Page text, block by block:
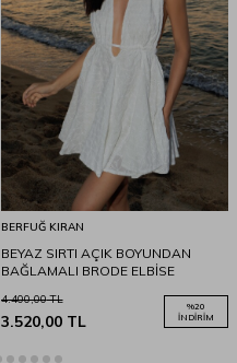
BERFUĞ KIRAN
BEYAZ SIRTI AÇIK BOYUNDAN
BAĞLAMALI BRODE ELBİSE
4.400,00TL
3.520,00TL
%20
İNDIRIM